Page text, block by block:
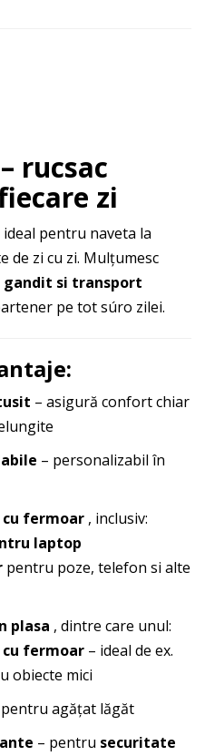
rucsac
zi
ideal pentru naveta la
de zi cu zi. Mulţumesc
gandit si transport
pe tot súro zilei.
– asigură confort chiar
– personalizabil în
cu fermoar , inclusiv:
laptop
pentru poze, telefon si alte
plasa , dintre care unul:
fermoar – ideal de ex.
obiecte mici
pentru agățat lăgăt
– pentru securitate